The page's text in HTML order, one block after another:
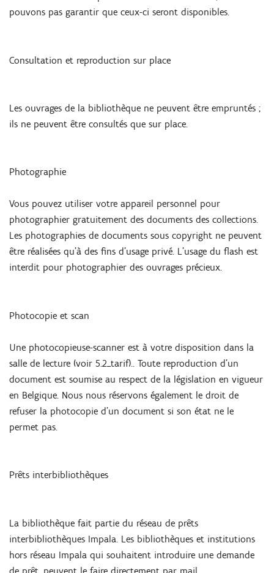
pouvons pas garantir que ceux-ci seront disponibles.
Consultation et reproduction sur place
Les ouvrages de la bibliothèque ne peuvent être empruntés ;
ils ne peuvent être consultés que sur place.
Photographie
Vous pouvez utiliser votre appareil personnel pour
photographier gratuitement des documents des collections.
Les photographies de documents sous copyright ne peuvent
être réalisées qu’à des fins d’usage privé. L’usage du flash est
interdit pour photographier des ouvrages précieux.
Photocopie et scan
Une photocopieuse-scanner est à votre disposition dans la
salle de lecture (voir 5.2_tarif).. Toute reproduction d’un
document est soumise au respect de la législation en vigueur
en Belgique. Nous nous réservons également le droit de
refuser la photocopie d’un document si son état ne le
permet pas.
Prêts interbibliothèques
La bibliothèque fait partie du réseau de prêts
interbibliothèques Impala. Les bibliothèques et institutions
hors réseau Impala qui souhaitent introduire une demande
de prêt, peuvent le faire directement par mail.